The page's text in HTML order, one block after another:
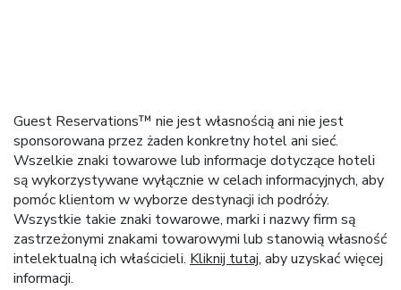
Guest Reservations™ nie jest własnością ani nie jest
sponsorowana przez żaden konkretny hotel ani sieć.
Wszelkie znaki towarowe lub informacje dotyczące hoteli
są wykorzystywane wyłącznie w celach informacyjnych, aby
pomóc klientom w wyborze destynacji ich podróży.
Wszystkie takie znaki towarowe, marki i nazwy firm są
zastrzeżonymi znakami towarowymi lub stanowią własność
intelektualną ich właścicieli. Kliknij tutaj, aby uzyskać więcej
informacji.